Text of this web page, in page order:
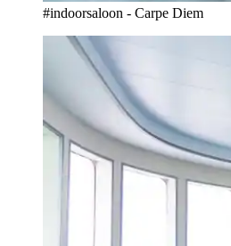
#indoorsaloon - Carpe Diem